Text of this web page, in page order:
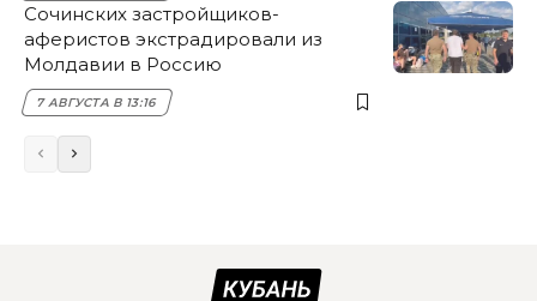
Сочинских застройщиков-
аферистов экстрадировали из
Молдавии в Россию
7 АВГУСТА В 13:16